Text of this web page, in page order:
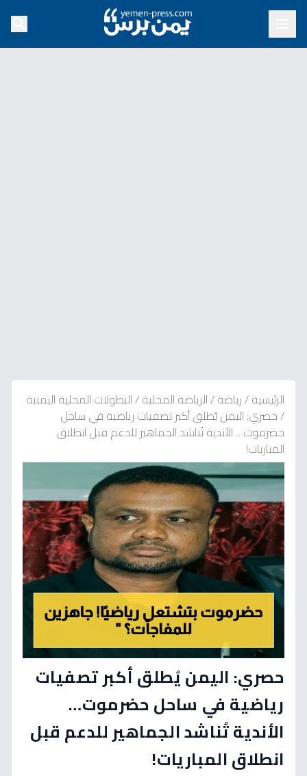
الرئيسية/رياضة/الرياضة المحلية/البطولات المحلية اليمنية
/حصري: اليمن يُطلق أكبر تصفيات رياضية في ساحل
حضرموت… الأندية تُناشد الجماهير للدعم قبل انطلاق
المباريات!
حصري: اليمن يُطلق أكبر تصفيات
رياضية في ساحل حضرموت…
الأندية تُناشد الجماهير للدعم قبل
انطلاق المباريات!